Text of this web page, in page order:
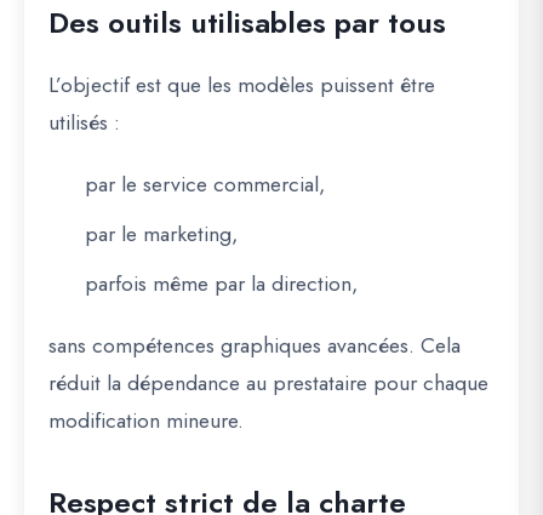
Des outils utilisables par tous
L’objectif est que les modèles puissent être
utilisés :
par le service commercial,
par le marketing,
parfois même par la direction,
sans compétences graphiques avancées. Cela
réduit la dépendance au prestataire pour chaque
modification mineure.
Respect strict de la charte